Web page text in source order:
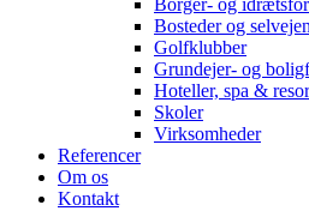
Borger- og
Bosteder og
Golfklubber
Grundejer- og
Hoteller, spa &
Skoler
Virksomheder
Referencer
Om os
Kontakt